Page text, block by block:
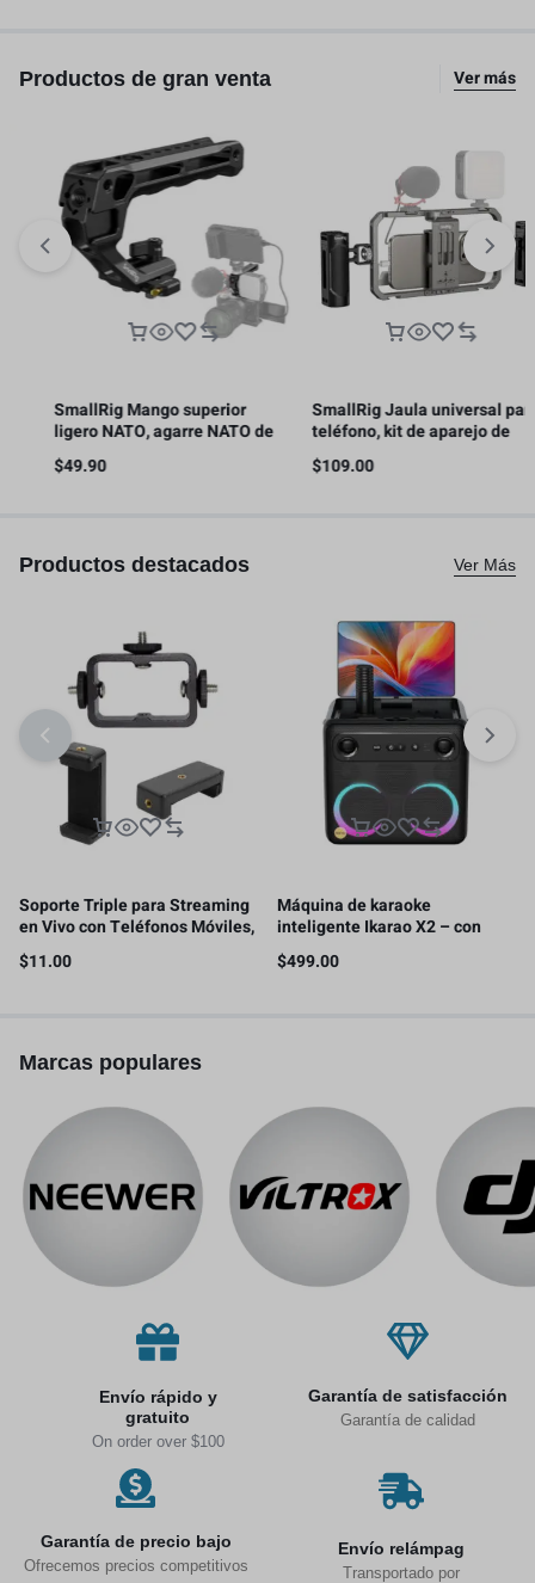
Productos de gran venta Ver más
SmallRig Mango superior
ligero NATO, agarre NATO de
liberación rápida con riel NATO
– 4345
49.90
SmallRig Jaula universal para
teléfono, kit de aparejo de
video para teléfono inteligente
con asas
109.00
Productos destacados Ver Más
Soporte Triple para Streaming
en Vivo con Teléfonos Móviles,
con 2 clips para teléfono
$11.00
Máquina de karaoke
inteligente Ikarao X2 – con
pantalla de letras, tableta de
karaoke de 32GB, 2 micrófonos
$499.00
Marcas populares
Envío rápido y
gratuito
On order over $100
Garantía de satisfacción
Garantía de calidad
Garantía de precio bajo
Ofrecemos precios competitivos
Envío relámpag
Transportado por